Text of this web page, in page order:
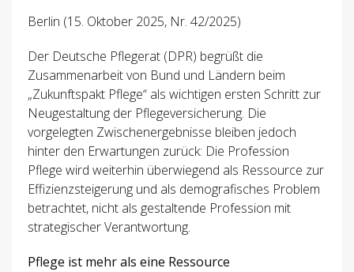
Berlin (15. Oktober 2025, Nr. 42/2025)
Der Deutsche Pflegerat (DPR) begrüßt die
Zusammenarbeit von Bund und Ländern beim
„Zukunftspakt Pflege“ als wichtigen ersten Schritt zur
Neugestaltung der Pflegeversicherung. Die
vorgelegten Zwischenergebnisse bleiben jedoch
hinter den Erwartungen zurück: Die Profession
Pflege wird weiterhin überwiegend als Ressource zur
Effizienzsteigerung und als demografisches Problem
betrachtet, nicht als gestaltende Profession mit
strategischer Verantwortung.
Pflege ist mehr als eine Ressource